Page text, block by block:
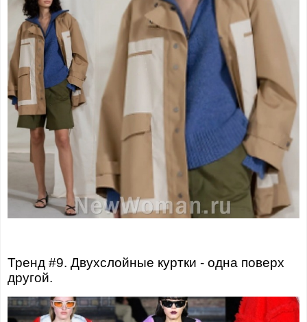
Тренд #9. Двухслойные куртки - одна поверх
другой.